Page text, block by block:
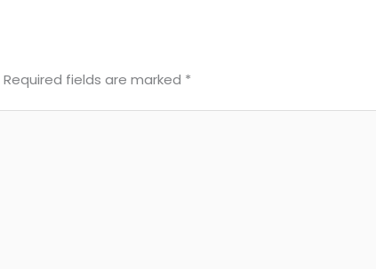
Required fields are marked *